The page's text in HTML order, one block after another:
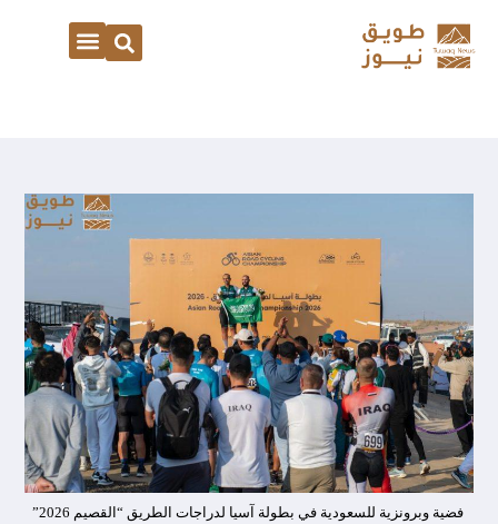
فضية وبرونزية للسعودية في بطولة آسيا لدراجات الطريق “القصيم 2026”